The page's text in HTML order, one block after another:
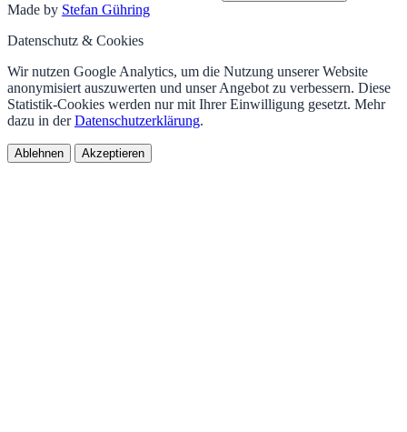
Made by Stefan Gühring
Datenschutz & Cookies
Wir nutzen Google Analytics, um die Nutzung unserer Website
anonymisiert auszuwerten und unser Angebot zu verbessern. Diese
Statistik-Cookies werden nur mit Ihrer Einwilligung gesetzt. Mehr
dazu in derDatenschutzerklärung.
Ablehnen Akzeptieren